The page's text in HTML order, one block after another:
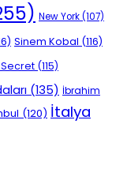
New York(107)
Sinem Kobal (116)
(115)
(135) İbrahim
(120) İtalya